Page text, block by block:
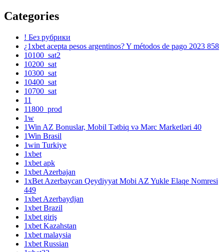
Categories
! Без рубрики
¿1xbet acepta pesos argentinos? Y métodos de pago 2023 858
10100_sat2
10200_sat
10300_sat
10400_sat
10700_sat
11
11800_prod
1w
1Win AZ Bonuslar, Mobil Tətbiq və Mərc Marketləri 40
1Win Brasil
1win Turkiye
1xbet
1xbet apk
1xbet Azerbajan
1xBet Azerbaycan Qeydiyyat Mobi AZ Yukle Elaqe Nomresi
449
1xbet Azerbaydjan
1xbet Brazil
1xbet giriş
1xbet Kazahstan
1xbet malaysia
1xbet Russian